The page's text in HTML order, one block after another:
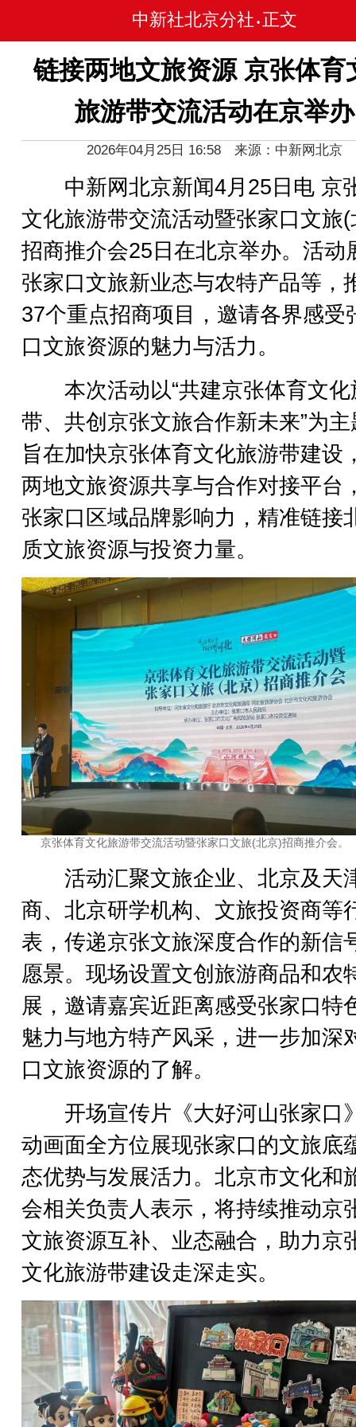
中新社北京分社 • 正文
链接两地文旅资源 京张体育
旅游带交流活动在京举办
2026年04月25日 16:58 来源：中新网北京
中新网北京新闻4月25日电 京
文化旅游带交流活动暨张家口文旅(
招商推介会25日在北京举办。活动
张家口文旅新业态与农特产品等，
37个重点招商项目，邀请各界感受
口文旅资源的魅力与活力。
本次活动以“共建京张体育文化
带、共创京张文旅合作新未来”为
旨在加快京张体育文化旅游带建设
两地文旅资源共享与合作对接平台
张家口区域品牌影响力，精准链接
质文旅资源与投资力量。
京张体育文化旅游带交流活动暨张家口文旅(北京)招商推介会。
活动汇聚文旅企业、北京及天
商、北京研学机构、文旅投资商等
表，传递京张文旅深度合作的新信
愿景。现场设置文创旅游商品和农
展，邀请嘉宾近距离感受张家口特
魅力与地方特产风采，进一步加深
口文旅资源的了解。
开场宣传片《大好河山张家口
动画面全方位展现张家口的文旅底
态优势与发展活力。北京市文化和
会相关负责人表示，将持续推动京
文旅资源互补、业态融合，助力京
文化旅游带建设走深走实。